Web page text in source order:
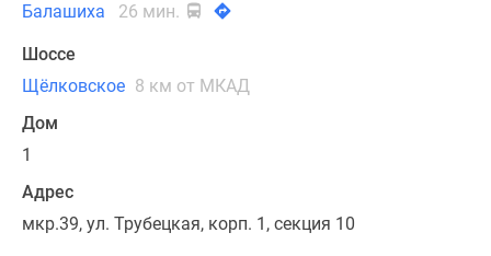
Балашиха
26 мин.
Шоссе
Щёлковское 8 км от МКАД
Дом
1
Адрес
мкр.39, ул. Трубецкая, корп. 1, секция 10